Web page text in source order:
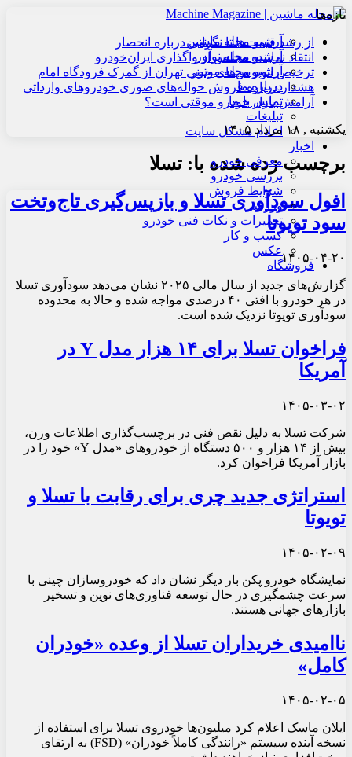
آرشیو مجله ماشین
آرشیو مجله نوآور
آرشیو مجله موتور
درباره ما
تماس با ما
تبلیغات
اعلام مشکل سایت
اخبار
معرفی خودرو
بررسی خودرو
شرایط فروش
ورزشی
تعمیرات و نکات فنی خودرو
کسب و کار
عکس
فروشگاه
تازه‌ها
از رشد قیمت‌ها تا نگرانی درباره انحصار
انتقاد نماینده مجلس از واگذاری ایران‌خودرو
ترخیص اتوبوس‌های چینی تهران از گمرک فرودگاه امام
هشدار درباره فروش حواله‌های صوری خودروهای وارداتی
آرامش بازار خودرو موقتی است؟
یکشنبه , ۱۸ مرداد ۱۴۰۵
برچسب زده شده با: تسلا
افول سودآوری تسلا و بازپس‌گیری تاج‌وتخت
سود تویوتا
۱۴۰۵-۰۴-۲۰
گزارش‌های جدید از سال مالی ۲۰۲۵ نشان می‌دهد سودآوری تسلا
در هر خودرو با افتی ۴۰ درصدی مواجه شده و حالا به محدوده
سودآوری تویوتا نزدیک شده است.
فراخوان تسلا برای ۱۴ هزار مدل Y در
آمریکا
۱۴۰۵-۰۳-۰۲
شرکت تسلا به دلیل نقص فنی در برچسب‌گذاری اطلاعات وزن،
بیش از ۱۴ هزار و ۵۰۰ دستگاه از خودروهای «مدل Y» خود را در
بازار آمریکا فراخوان کرد.
استراتژی جدید چری برای رقابت با تسلا و
تویوتا
۱۴۰۵-۰۲-۰۹
نمایشگاه خودرو پکن بار دیگر نشان داد که خودروسازان چینی با
سرعت چشمگیری در حال توسعه فناوری‌های نوین و تسخیر
بازارهای جهانی هستند.
ناامیدی خریداران تسلا از وعده «خودران
کامل»
۱۴۰۵-۰۲-۰۵
ایلان ماسک اعلام کرد میلیون‌ها خودروی تسلا برای استفاده از
نسخه آینده سیستم «رانندگی کاملاً خودران» (FSD) به ارتقای